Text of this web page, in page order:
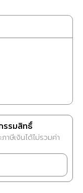
รรมสิทธิ์
าษีเงินได้ไม่รวมค่า